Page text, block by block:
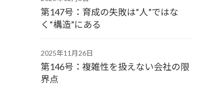
第147号：育成の失敗は“人”ではな
く“構造”にある
2025年11月26日
第146号：複雑性を扱えない会社の限
界点